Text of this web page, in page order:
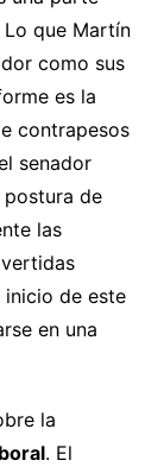
que Martín
como sus
es la
contrapesos
senador
postura de
las
inicio de este
en una
la
. El